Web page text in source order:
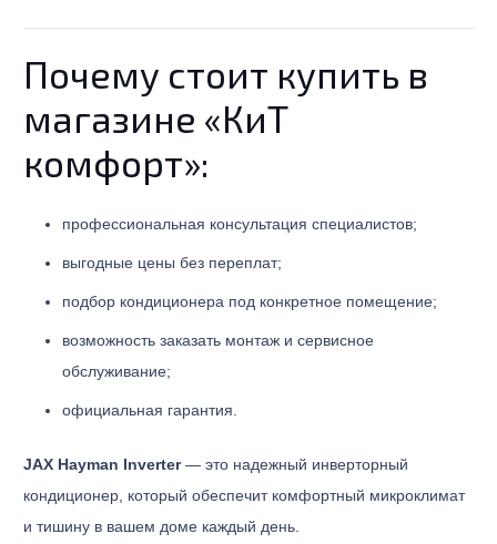
Почему стоит купить в
магазине «КиТ
комфорт»:
профессиональная консультация специалистов;
выгодные цены без переплат;
подбор кондиционера под конкретное помещение;
возможность заказать монтаж и сервисное
обслуживание;
официальная гарантия.
JAX Hayman Inverter— это надежный инверторный
кондиционер, который обеспечит комфортный микроклимат
и тишину в вашем доме каждый день.